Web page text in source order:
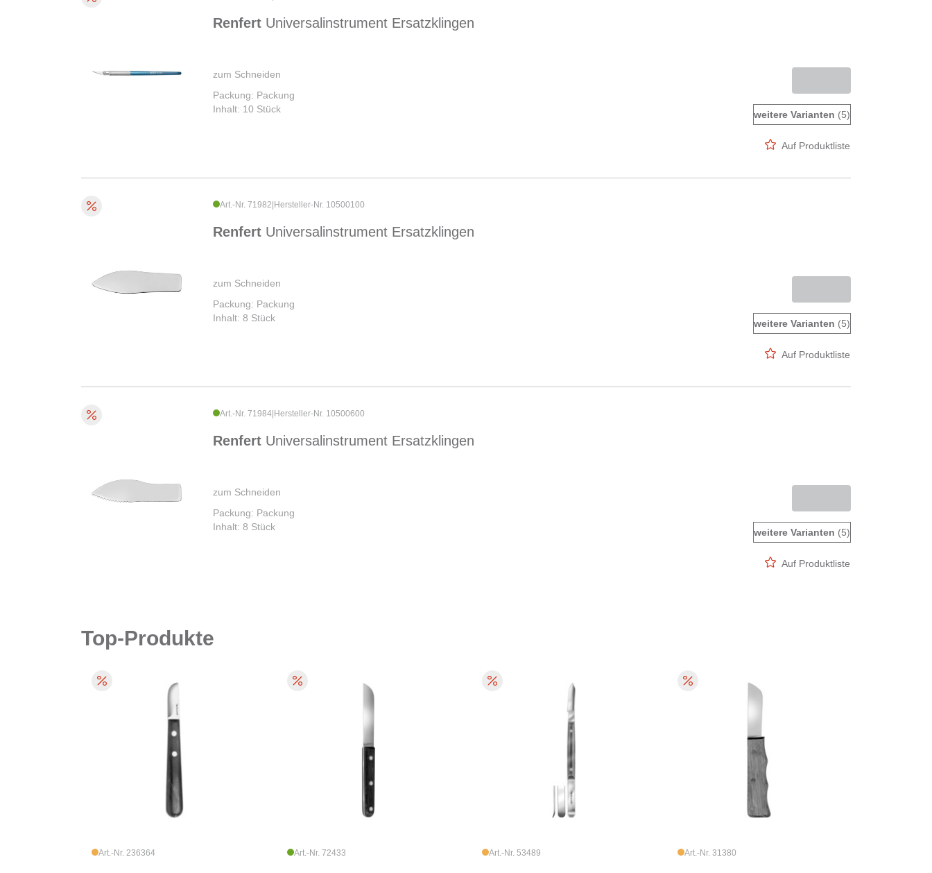
Renfert Universalinstrument Ersatzklingen
zum Schneiden
Packung: Packung
Inhalt: 10 Stück
weitere Varianten (5)
Auf Produktliste
Art.-Nr. 71982 Hersteller-Nr. 10500100
Renfert Universalinstrument Ersatzklingen
zum Schneiden
Packung: Packung
Inhalt: 8 Stück
weitere Varianten (5)
Auf Produktliste
Art.-Nr. 71984 Hersteller-Nr. 10500600
Renfert Universalinstrument Ersatzklingen
zum Schneiden
Packung: Packung
Inhalt: 8 Stück
weitere Varianten (5)
Auf Produktliste
Top-Produkte
Art.-Nr. 236364 Art.-Nr. 72433 Art.-Nr. 53489 Art.-Nr. 31380